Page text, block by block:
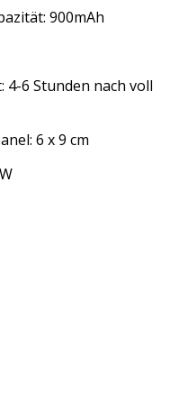
900mAh
4-6 Stunden nach voll
6 x 9 cm